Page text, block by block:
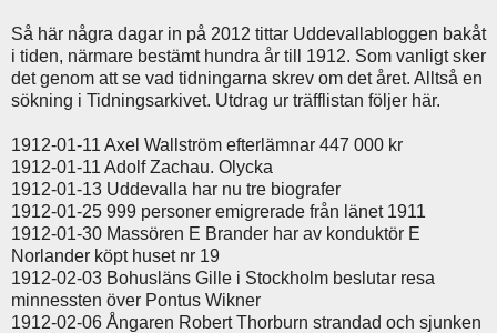
Så här några dagar in på 2012 tittar Uddevallabloggen bakåt
i tiden, närmare bestämt hundra år till 1912. Som vanligt sker
det genom att se vad tidningarna skrev om det året. Alltså en
sökning i Tidningsarkivet. Utdrag ur träfflistan följer här.
1912-01-11 Axel Wallström efterlämnar 447 000 kr
1912-01-11 Adolf Zachau. Olycka
1912-01-13 Uddevalla har nu tre biografer
1912-01-25 999 personer emigrerade från länet 1911
1912-01-30 Massören E Brander har av konduktör E
Norlander köpt huset nr 19
1912-02-03 Bohusläns Gille i Stockholm beslutar resa
minnessten över Pontus Wikner
1912-02-06 Ångaren Robert Thorburn strandad och sjunken